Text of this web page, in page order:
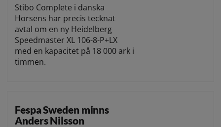
Stibo Complete i danska
Horsens har precis tecknat
avtal om en ny Heidelberg
Speedmaster XL 106-8-P+LX
med en kapacitet på 18 000 ark i
timmen.
Fespa Sweden minns
Anders Nilsson